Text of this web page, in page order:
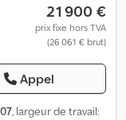
21 900 €
prix fixe hors TVA
(26 061 € brut)
Appel
, largeur de travail: